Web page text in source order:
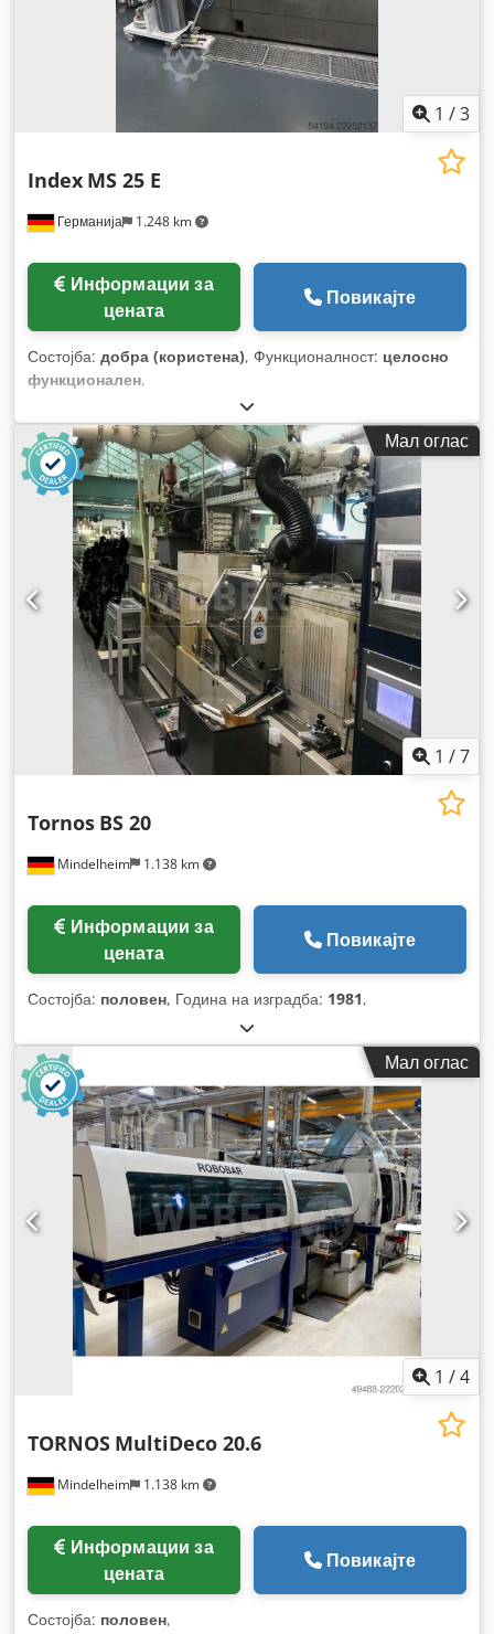
1 /3
Германија 1.248 km
Index MS 25 E
цената
Повикајте
Состојба: добра (користена), Функционалност: целосно
функционален,
Мал оглас
1 /7
Mindelheim 1.138 km
Tornos BS 20
цената
Повикајте
Состојба: половен, Година на изградба: 1981,
Мал оглас
1 /4
Mindelheim 1.138 km
TORNOS MultiDeco 20.6
цената
Повикајте
Состојба: половен,